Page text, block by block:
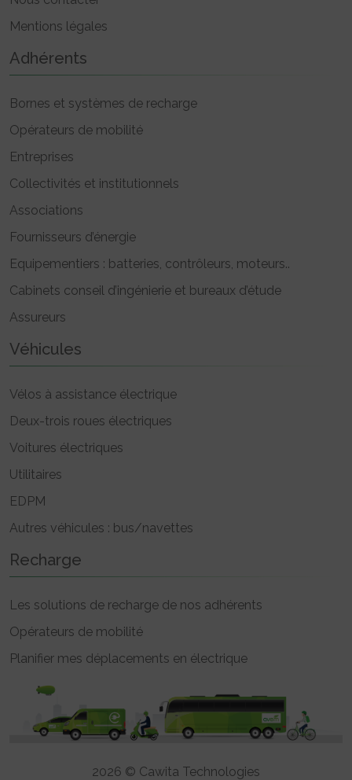
Mentions légales
Adhérents
Bornes et systèmes de recharge
Opérateurs de mobilité
Entreprises
Collectivités et institutionnels
Associations
Fournisseurs d’énergie
Equipementiers : batteries, contrôleurs, moteurs..
Cabinets conseil d’ingénierie et bureaux d’étude
Assureurs
Véhicules
Vélos à assistance électrique
Deux-trois roues électriques
Voitures électriques
Utilitaires
EDPM
Autres véhicules : bus/navettes
Recharge
Les solutions de recharge de nos adhérents
Opérateurs de mobilité
Planifier mes déplacements en électrique
2026 © Cawita Technologies